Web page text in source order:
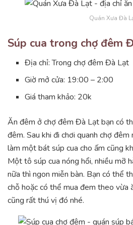
Quán Xưa Đà
Súp cua trong chợ đêm
Địa chỉ: Trong chợ đêm Đà Lạt
Giờ mở cửa: 19:00 – 2:00
Giá tham khảo: 20k
Ăn đêm ở chợ đêm Đà Lạt bạn có
đêm. Sau khi đi chơi quanh chợ
làm một bát súp cua cho ấm cũng
Một tô súp cua nóng hổi, nhiều mỡ
nữa thì ngon miễn bàn. Bạn có thể
chỗ hoặc có thể mua đem theo vừa
cũng rất thú vị đó nhé.